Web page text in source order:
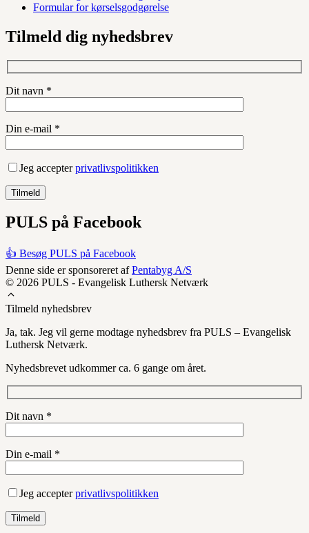
Formular for kørselsgodgørelse
Tilmeld dig nyhedsbrev
Dit navn *
Din e-mail *
Jeg accepterprivatlivspolitikken
PULS på Facebook
👍 Besøg PULS på Facebook
Denne side er sponsoreret afPentabyg A/S
© 2026 PULS - Evangelisk Luthersk Netværk
Tilmeld nyhedsbrev
Ja, tak. Jeg vil gerne modtage nyhedsbrev fra PULS – Evangelisk
Luthersk Netværk.
Nyhedsbrevet udkommer ca. 6 gange om året.
Dit navn *
Din e-mail *
Jeg accepterprivatlivspolitikken